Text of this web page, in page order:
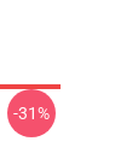
-31%